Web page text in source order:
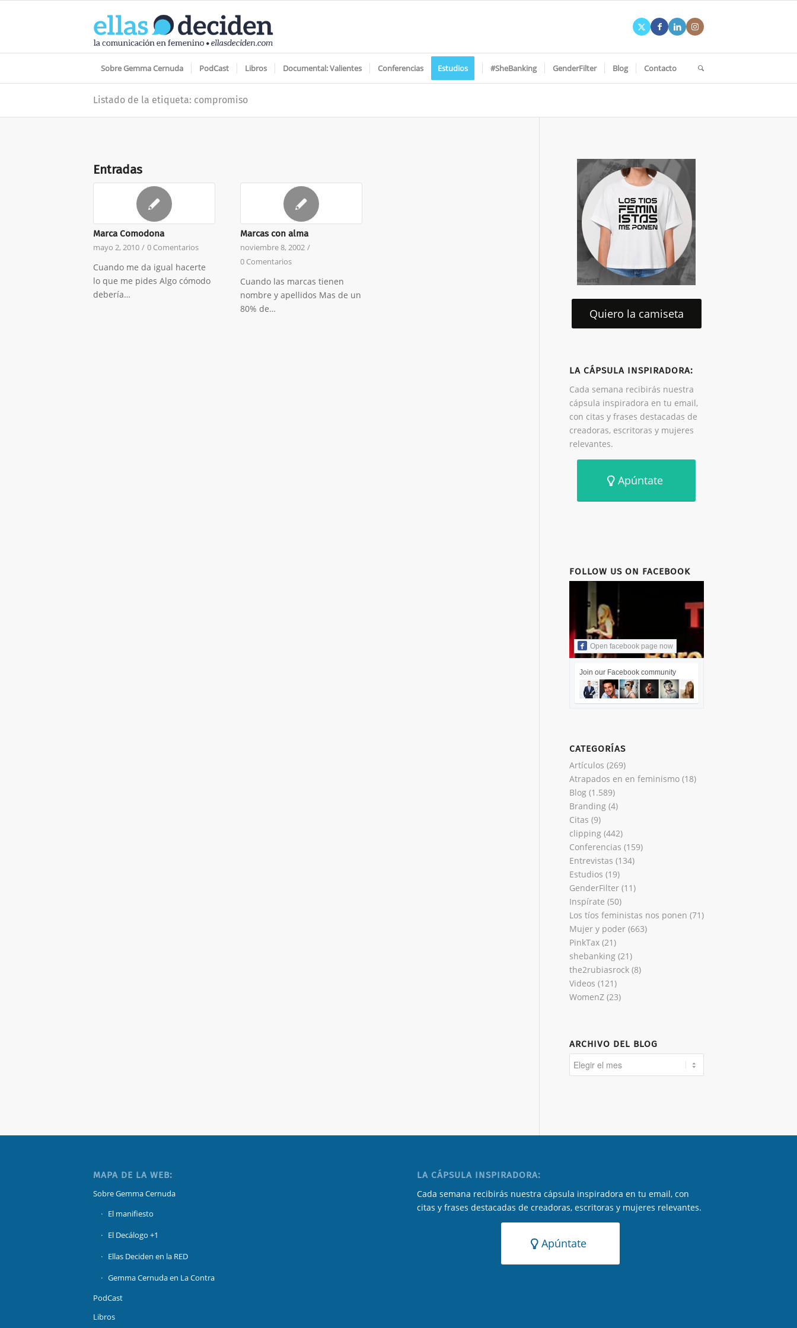
Sobre Gemma Cernuda PodCast Libros Documental: Valientes Conferencias Estudios #SheBanking GenderFilter Blog Contacto
Listado de la etiqueta: compromiso
Entradas
Marca Comodona
mayo 2, 2010 / 0 Comentarios
Cuando me da igual hacerte
lo que me pides Algo cómodo
debería…
Marcas con alma
noviembre 8, 2002 /
0 Comentarios
Cuando las marcas tienen
nombre y apellidos Mas de un
80% de…
Quiero la camiseta
LA CÁPSULA INSPIRADORA:
Cada semana recibirás nuestra
cápsula inspiradora en tu email,
con citas y frases destacadas de
creadoras, escritoras y mujeres
relevantes.
Apúntate
FOLLOW US ON FACEBOOK
Open facebook page now
Join our Facebook community
CATEGORÍAS
Artículos (269)
Atrapados en en feminismo(18)
Blog(1.589)
Branding(4)
Citas (9)
clipping(442)
Conferencias (159)
Entrevistas (134)
Estudios (19)
GenderFilter(11)
Inspírate (50)
Los tíos feministas nos ponen (71)
Mujer y poder(663)
PinkTax(21)
shebanking(21)
the2rubiasrock(8)
Videos (121)
WomenZ(23)
ARCHIVO DEL BLOG
MAPA DE LA WEB:
Sobre Gemma Cernuda
El manifiesto
El Decálogo +1
Ellas Deciden en la RED
Gemma Cernuda en La Contra
PodCast
Libros
LA CÁPSULA INSPIRADORA:
Cada semana recibirás nuestra cápsula inspiradora en tu email, con
citas y frases destacadas de creadoras, escritoras y mujeres relevantes.
Apúntate